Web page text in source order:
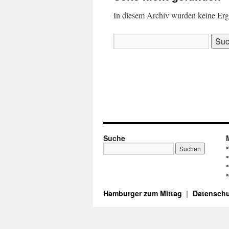
In diesem Archiv wurden keine
nach:
Suche
Hamburger zum Mittag